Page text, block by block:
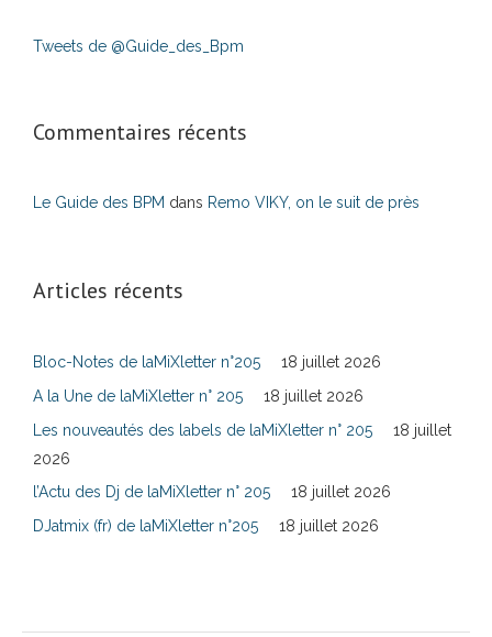
Tweets de @Guide_des_Bpm
Commentaires récents
Le Guide des BPM dans Remo VIKY, on le suit de près
Articles récents
Bloc-Notes de laMiXletter n°205
18 juillet 2026
A la Une de laMiXletter n° 205
18 juillet 2026
Les nouveautés des labels de laMiXletter n° 205
18 juillet
2026
l’Actu des Dj de laMiXletter n° 205
18 juillet 2026
DJatmix (fr) de laMiXletter n°205
18 juillet 2026